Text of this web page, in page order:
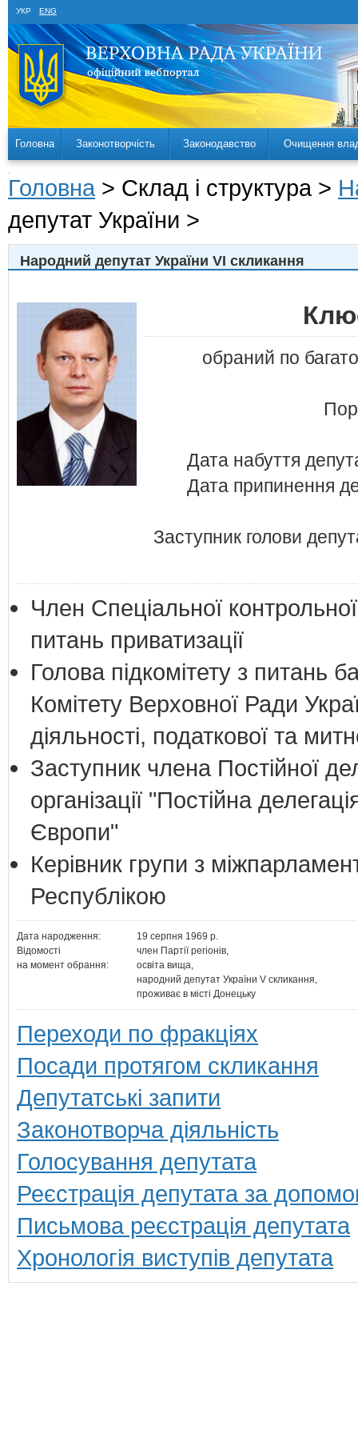
УКР ENG
Головна Законотворчість Законодавство Очищення
Головна > Склад і структура >
депутат України >
Народний депутат України VI скликання
обраний по
Дата набуття
Дата припинення
Заступник голови
Член Спеціальної
питань приватизації
Голова підкомітету з питань
Комітету Верховної Ради
діяльності, податкової та
Заступник члена Постійної
організації "Постійна
Європи"
Керівник групи з
Республікою
Дата народження:
19 серпня 1969 р.
Відомості
на момент обрання:
член Партії регіонів,
освіта вища,
народний депутат України V скликання,
проживає в місті Донецьку
Переходи по фракціях
Посади протягом скликання
Депутатські запити
Законотворча діяльність
Голосування депутата
Реєстрація депутата за
Письмова реєстрація депутата
Хронологія виступів депутата